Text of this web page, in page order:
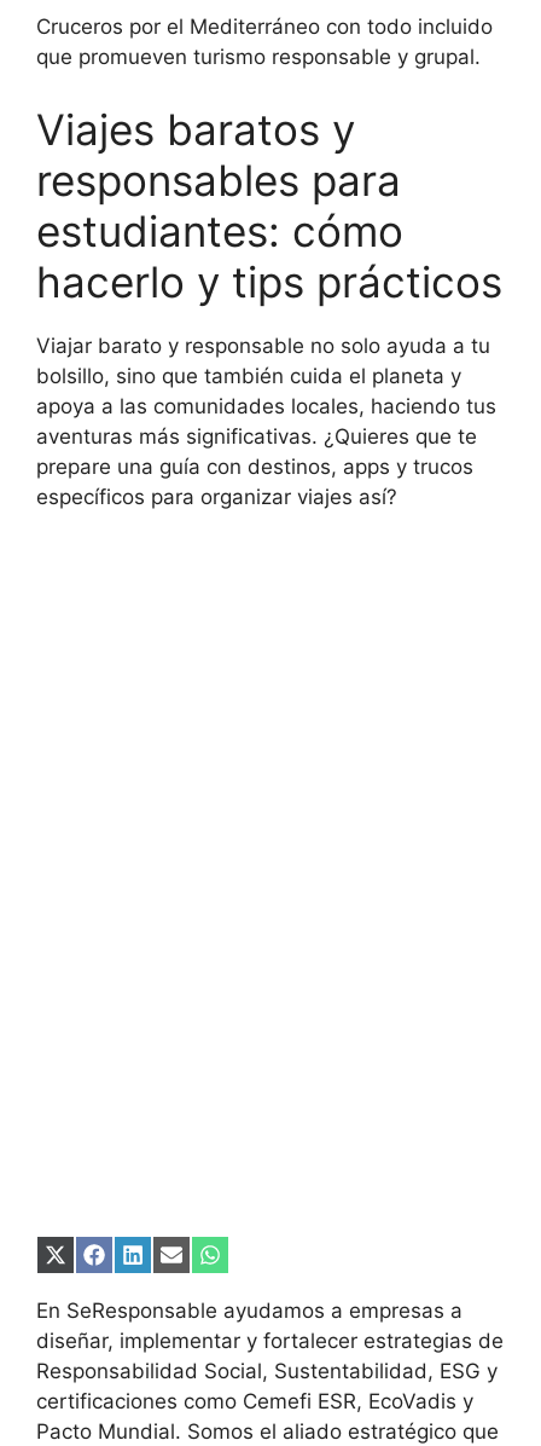
Cruceros por el Mediterráneo con todo incluido
que promueven turismo responsable y grupal.
Viajes baratos y
responsables para
estudiantes: cómo
hacerlo y tips prácticos
Viajar barato y responsable no solo ayuda a tu
bolsillo, sino que también cuida el planeta y
apoya a las comunidades locales, haciendo tus
aventuras más significativas. ¿Quieres que te
prepare una guía con destinos, apps y trucos
específicos para organizar viajes así?
Compartir
X
(Twitter)
Compartir
Facebook
Compartir
LinkedIn
Compartir
Email
Compartir
WhatsApp
En SeResponsable ayudamos a empresas a
diseñar, implementar y fortalecer estrategias de
Responsabilidad Social, Sustentabilidad, ESG y
certificaciones como Cemefi ESR, EcoVadis y
Pacto Mundial. Somos el aliado estratégico que